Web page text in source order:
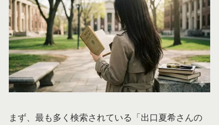
まず、最も多く検索されている「出口夏希さんの